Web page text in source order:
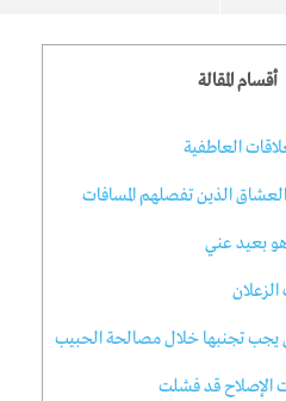
أقسام المقالة
العاطفية
الذين تفصلهم المسافات
بعيد عني
يجب تجنبها خلال مصالحة الحبيب
الإصلاح قد فشلت